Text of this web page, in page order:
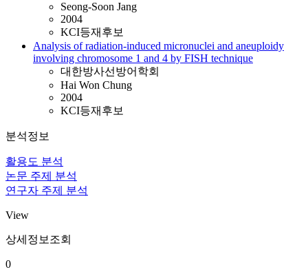
Seong-Soon Jang
2004
KCI등재후보
Analysis of radiation-induced micronuclei and aneuploidy
involving chromosome 1 and 4 by FISH technique
대한방사선방어학회
Hai Won Chung
2004
KCI등재후보
분석정보
활용도 분석
논문 주제 분석
연구자 주제 분석
View
상세정보조회
0